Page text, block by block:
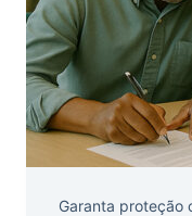
Garanta proteção